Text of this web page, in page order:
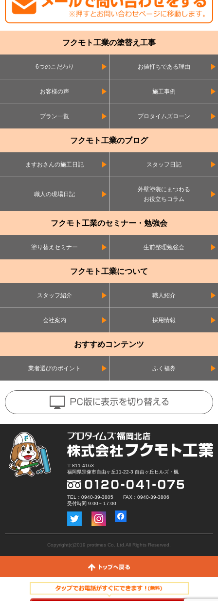
フクモト工業の塗替え工事
6つのこだわり お値打ちである理由
お客様の声 施工事例
プラン一覧 プロタイムズローン
フクモト工業のブログ
ますおさんの施工日記 スタッフ日記
職人の現場日記
外壁塗装にまつわる
お役立ちコラム
フクモト工業のセミナー・勉強会
塗り替えセミナー 生前整理勉強会
フクモト工業について
スタッフ紹介 職人紹介
会社案内 採用情報
おすすめコンテンツ
業者選びのポイント ふく福券
〒811-4163
福岡県宗像市自由ヶ丘11-22-3 自由ヶ丘ヒルズ・楓
TEL：0940-39-3805 FAX：0940-39-3806
受付時間 9:00～17:00
Copyright(c)2019 protimes Co.,Ltd.All Rights Reserved.